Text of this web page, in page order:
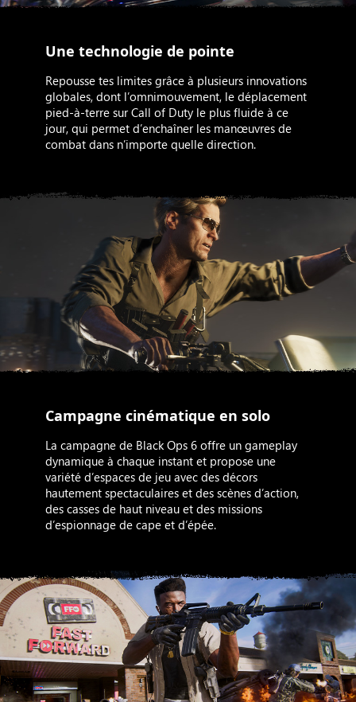
Une technologie de pointe
Repousse tes limites grâce à plusieurs innovations
globales, dont l’omnimouvement, le déplacement
pied-à-terre sur Call of Duty le plus fluide à ce
jour, qui permet d’enchaîner les manœuvres de
combat dans n’importe quelle direction.
Campagne cinématique en solo
La campagne de Black Ops 6 offre un gameplay
dynamique à chaque instant et propose une
variété d’espaces de jeu avec des décors
hautement spectaculaires et des scènes d’action,
des casses de haut niveau et des missions
d’espionnage de cape et d’épée.